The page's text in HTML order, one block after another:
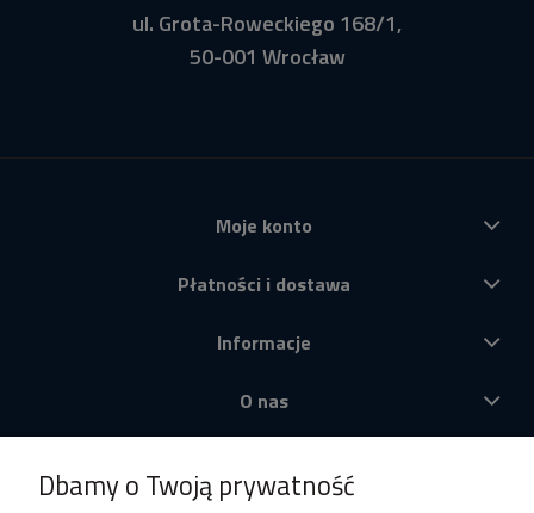
ul. Grota-Roweckiego 168/1,
50-001 Wrocław
Moje konto
Płatności i dostawa
Informacje
O nas
Dbamy o Twoją prywatność